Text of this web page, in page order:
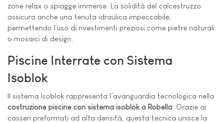
zone relax o spiagge immerse. La solidità del calcestruzzo
assicura anche una tenuta idraulica impeccabile,
permettendo l'uso di rivestimenti preziosi come pietre naturali
o mosaici di design.
Piscine Interrate con Sistema
Isoblok
Il sistema Isoblok rappresenta l’avanguardia tecnologica nella
costruzione piscine con sistema isoblok a Robella . Grazie ai
casseri preformati ad alta densità, questa tecnica unisce la